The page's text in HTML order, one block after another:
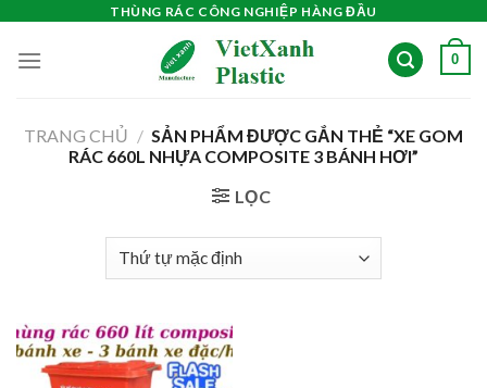
content
THÙNG RÁC CÔNG NGHIỆP HÀNG ĐẦU
0
TRANG CHỦ / SẢN PHẨM ĐƯỢC GẮN THẺ “XE GOM
RÁC 660L NHỰA COMPOSITE 3 BÁNH HƠI”
LỌC